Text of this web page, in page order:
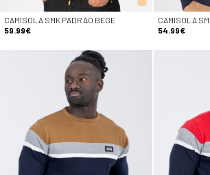
CAMISOLA SMK PADRAO BEGE
59.99€
CAMISOLA
54.99€